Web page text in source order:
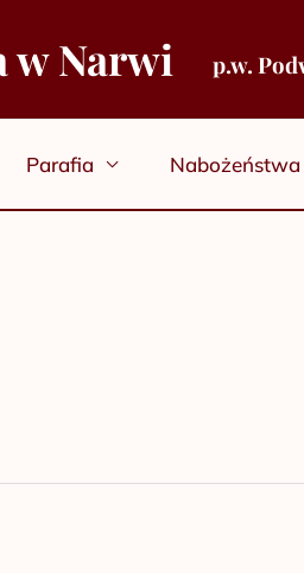
w Narwi p.w.
Parafia Nabożeństwa